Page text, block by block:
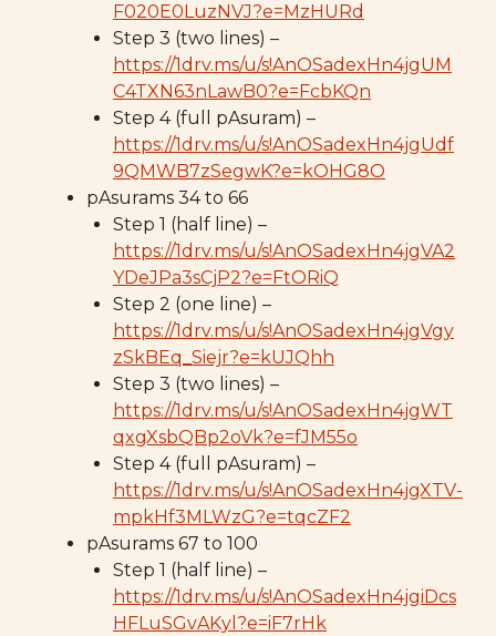
F020E0LuzNVJ?e=MzHURd
Step 3 (two lines) –
https://1drv.ms/u/s!AnOSadexHn4jgUM
C4TXN63nLawB0?e=FcbKQn
Step 4 (full pAsuram) –
https://1drv.ms/u/s!AnOSadexHn4jgUdf
9QMWB7zSegwK?e=kOHG8O
pAsurams 34 to 66
Step 1 (half line) –
https://1drv.ms/u/s!AnOSadexHn4jgVA2
YDeJPa3sCjP2?e=FtORiQ
Step 2 (one line) –
https://1drv.ms/u/s!AnOSadexHn4jgVgy
zSkBEq_Siejr?e=kUJQhh
Step 3 (two lines) –
https://1drv.ms/u/s!AnOSadexHn4jgWT
qxgXsbQBp2oVk?e=fJM55o
Step 4 (full pAsuram) –
https://1drv.ms/u/s!AnOSadexHn4jgXTV-
mpkHf3MLWzG?e=tqcZF2
pAsurams 67 to 100
Step 1 (half line) –
https://1drv.ms/u/s!AnOSadexHn4jgiDcs
HFLuSGvAKyl?e=iF7rHk